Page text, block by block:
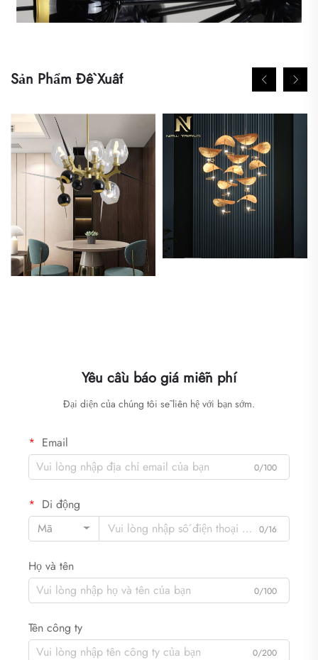
Sản Phẩm Đề Xuất
Yêu cầu báo giá miễn phí
Đại diện của chúng tôi sẽ liên hệ với bạn sớm.
Email
0/100
Di động
Mã
0/16
Họ và tên
0/100
Tên công ty
0/200